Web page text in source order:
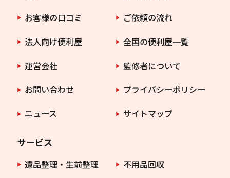
お客様の口コミ
ご依頼の流れ
法人向け便利屋
全国の便利屋一覧
運営会社
監修者について
お問い合わせ
プライバシーポリシー
ニュース
サイトマップ
サービス
遺品整理・生前整理
不用品回収